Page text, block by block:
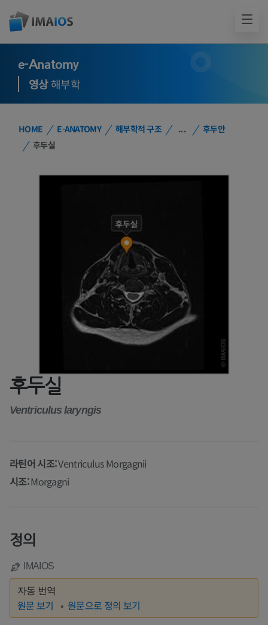
e-Anatomy
영상해부학
HOME E-ANATOMY 해부학적 구조 ...
후두안
후두실
후두실
Ventriculus laryngis
라틴어 시조:Ventriculus Morgagnii
시조:Morgagni
정의
IMAIOS
자동 번역
원문 보기 원문으로 정의 보기